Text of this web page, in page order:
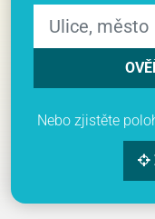
Nebo zjistěte